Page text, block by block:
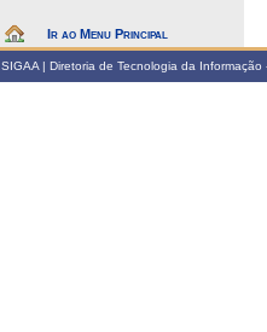
Ir ao Menu Principal
SIGAA | Diretoria de Tecnologia da